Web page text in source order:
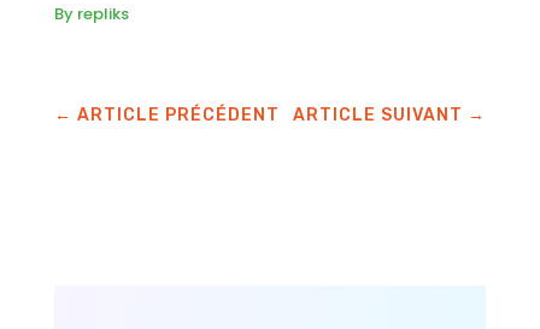
By repliks
← ARTICLE PRÉCÉDENT ARTICLE SUIVANT →